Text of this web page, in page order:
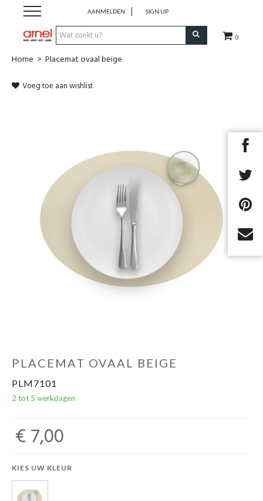
0
AANMELDEN SIGN UP
Koken
Geschenken
Merken
Cadeaubon
Home > Placemat ovaal beige
Voeg toe aan wishlist
PLACEMAT OVAAL BEIGE
PLM7101
2 tot 5 werkdagen
€ 7,00
KIES UW KLEUR